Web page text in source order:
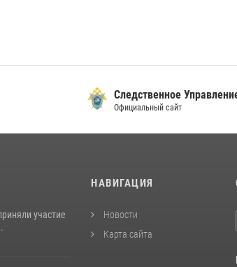
Следственное
Официальный сайт
участие
НАВИГАЦИЯ
Новости
Карта сайта